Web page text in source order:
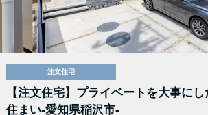
注文住宅
【注文住宅】プライベートを大事に
住まい-愛知県稲沢市-